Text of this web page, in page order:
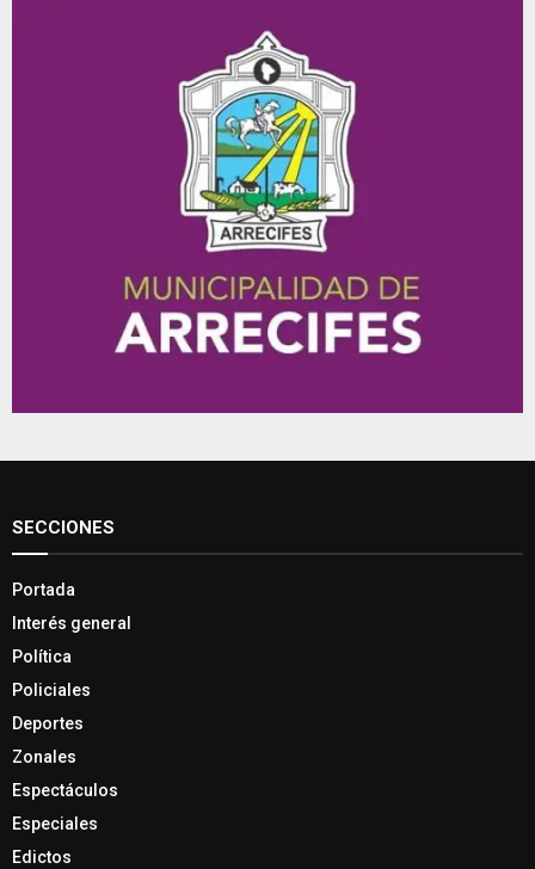
SECCIONES
Portada
Interés general
Política
Policiales
Deportes
Zonales
Espectáculos
Especiales
Edictos